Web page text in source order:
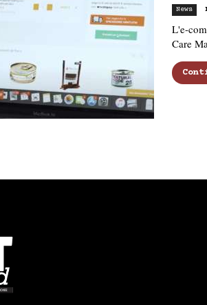
News
L'e-
Care